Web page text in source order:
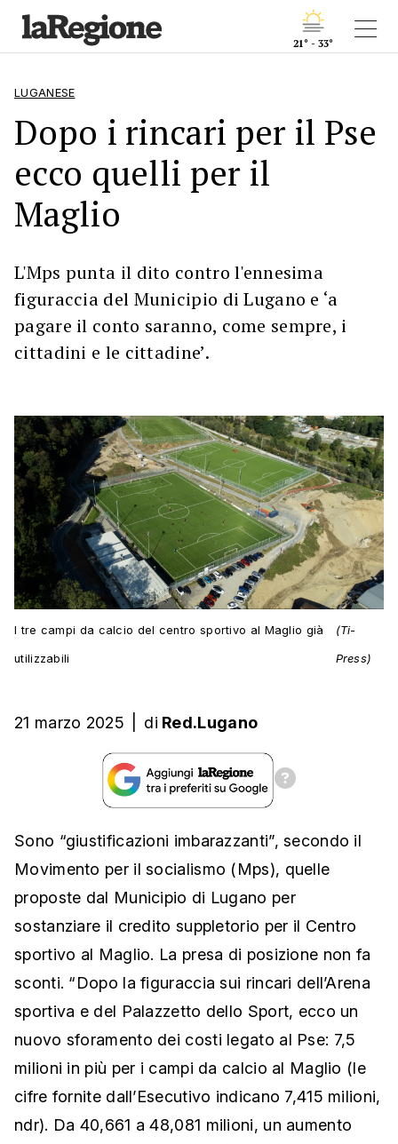
21° - 33°
LUGANESE
Dopo i rincari per il Pse
ecco quelli per il
Maglio
L'Mps punta il dito contro l'ennesima
figuraccia del Municipio di Lugano e ‘a
pagare il conto saranno, come sempre, i
cittadini e le cittadine’.
I tre campi da calcio del centro sportivo al Maglio già
utilizzabili
(Ti-
Press)
21 marzo 2025 di Red.Lugano
Sono “giustificazioni imbarazzanti”, secondo il
Movimento per il socialismo (Mps), quelle
proposte dal Municipio di Lugano per
sostanziare il credito suppletorio per il Centro
sportivo al Maglio. La presa di posizione non fa
sconti. “Dopo la figuraccia sui rincari dell’Arena
sportiva e del Palazzetto dello Sport, ecco un
nuovo sforamento dei costi legato al Pse: 7,5
milioni in più per i campi da calcio al Maglio (le
cifre fornite dall’Esecutivo indicano 7,415 milioni,
ndr). Da 40,661 a 48,081 milioni, un aumento